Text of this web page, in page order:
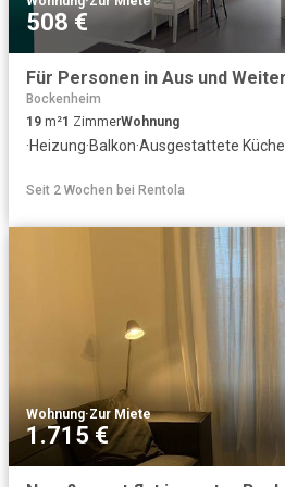
508 €
Bockenheim
19 m²1 ZimmerWohnung
·Heizung·Balkon·Ausgestattete Küche
Seit 2 Wochen bei Rentola
Wohnung·Zur Miete
1.715 €